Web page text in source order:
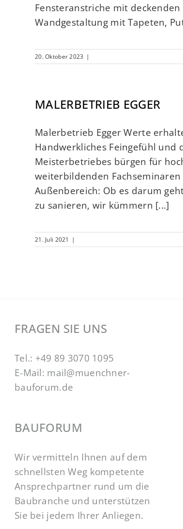
Fensteranstriche mit
Wandgestaltung mit Tapeten,
20. Oktober 2023 |
MALERBETRIEB EGGER
Malerbetrieb Egger Werte
Handwerkliches Feingefühl und
Meisterbetriebes bürgen für
weiterbildenden
Außenbereich: Ob es darum
zu sanieren, wir kümmern [...]
21. Juli 2021 |
FRAGEN SIE UNS
Tel.: +49 89 3070 1095
E-Mail: mail@muenchner-
bauforum.de
BAUFORUM
Wir vermitteln Ihnen auf dem
schnellsten Weg kompetente
Ansprechpartner rund um die
Baubranche und unterstützen
Sie bei jedem Ihrer Anliegen.